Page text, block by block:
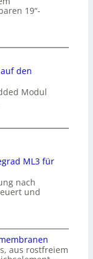
19“-
den
Modul
ML3 für
nach
und
aus rostfreiem